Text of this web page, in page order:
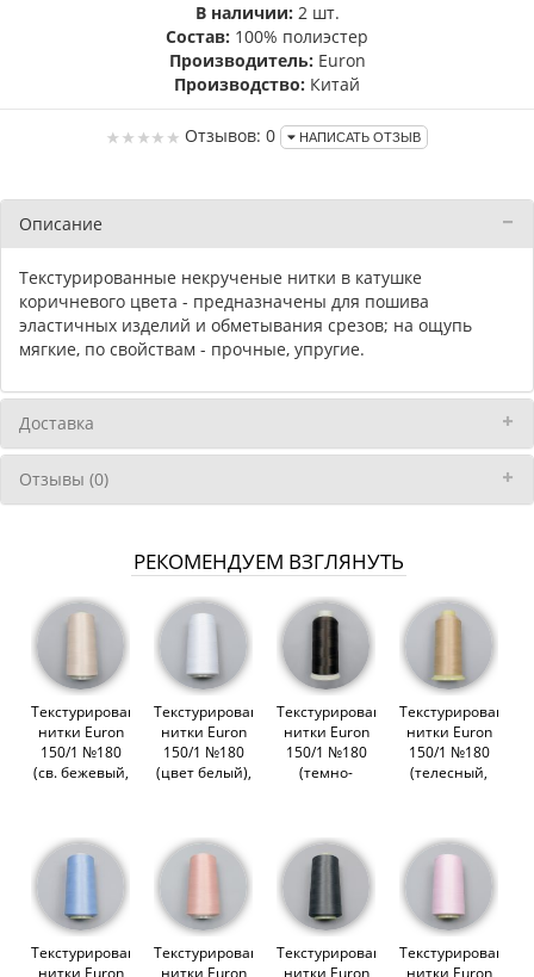
В наличии: 2 шт.
Состав: 100% полиэстер
Производитель: Euron
Производство: Китай
Отзывов: 0 НАПИСАТЬ ОТЗЫВ
Описание
Текстурированные некрученые нитки в катушке
коричневого цвета - предназначены для пошива
эластичных изделий и обметывания срезов; на ощупь
мягкие, по свойствам - прочные, упругие.
Доставка
Отзывы (0)
РЕКОМЕНДУЕМ ВЗГЛЯНУТЬ
Текстурированные
нитки Euron
150/1 №180
(св. бежевый,
Текстурированные
нитки Euron
150/1 №180
(цвет белый),
Текстурированные
нитки Euron
150/1 №180
(темно-
Текстурированные
нитки Euron
150/1 №180
(телесный,
Текстурированные
нитки Euron
Текстурированные
нитки Euron
Текстурированные
нитки Euron
Текстурированные
нитки Euron